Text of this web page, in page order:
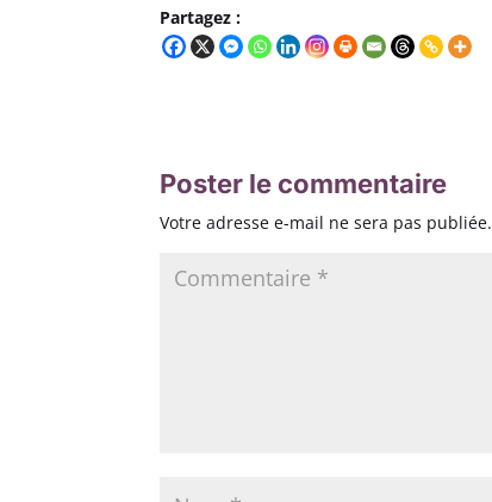
Partagez :
Poster le commentaire
Votre adresse e-mail ne sera pas publiée.